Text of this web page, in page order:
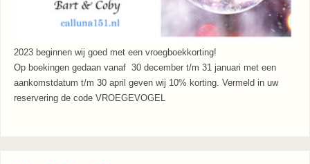
2023 beginnen wij goed met een vroegboekkorting!
Op boekingen gedaan vanaf 30 december t/m 31 januari met een
aankomstdatum t/m 30 april geven wij 10% korting. Vermeld in uw
reservering de code VROEGEVOGEL